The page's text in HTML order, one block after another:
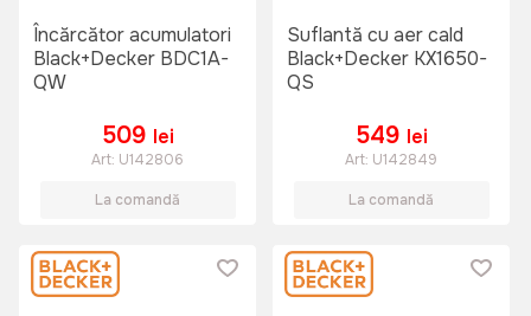
Încărcător acumulatori
Black+Decker BDC1A-
QW
509 lei
Art: U142806
La comandă
Suflantă cu aer cald
Black+Decker KX1650-
QS
549 lei
Art: U142849
La comandă